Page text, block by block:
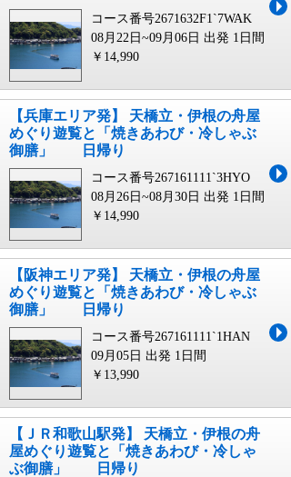
コース番号2671632F1`7WAK
08月22日~09月06日 出発 1日間
￥14,990
【兵庫エリア発】 天橋立・伊根の舟屋
めぐり遊覧と「焼きあわび・冷しゃぶ
御膳」 日帰り
コース番号267161111`3HYO
08月26日~08月30日 出発 1日間
￥14,990
【阪神エリア発】 天橋立・伊根の舟屋
めぐり遊覧と「焼きあわび・冷しゃぶ
御膳」 日帰り
コース番号267161111`1HAN
09月05日 出発 1日間
￥13,990
【ＪＲ和歌山駅発】 天橋立・伊根の舟
屋めぐり遊覧と「焼きあわび・冷しゃ
ぶ御膳」 日帰り